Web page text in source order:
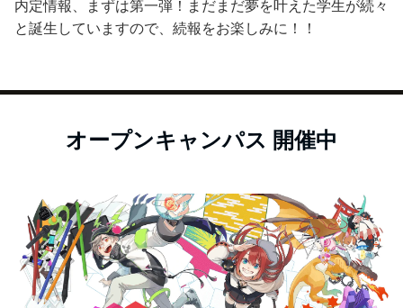
内定情報、まずは第一弾！まだまだ夢を叶えた学生が続々
と誕生していますので、続報をお楽しみに！！
オープンキャンパス 開催中